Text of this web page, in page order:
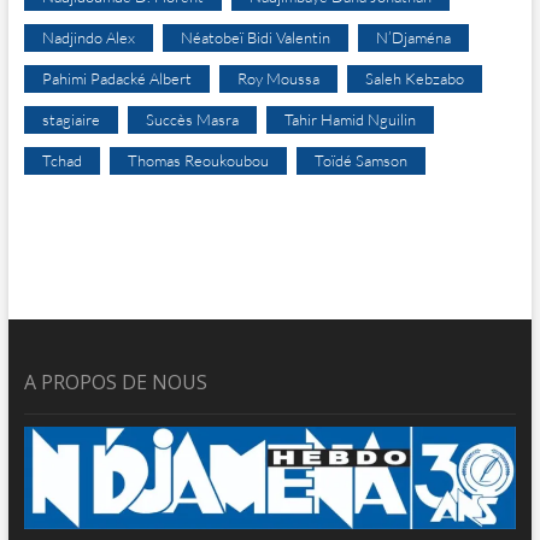
Nadjindo Alex Néatobeï Bidi Valentin N’Djaména
Pahimi Padacké Albert Roy Moussa Saleh Kebzabo
stagiaire Succès Masra Tahir Hamid Nguilin
Tchad Thomas Reoukoubou Toïdé Samson
A PROPOS DE NOUS